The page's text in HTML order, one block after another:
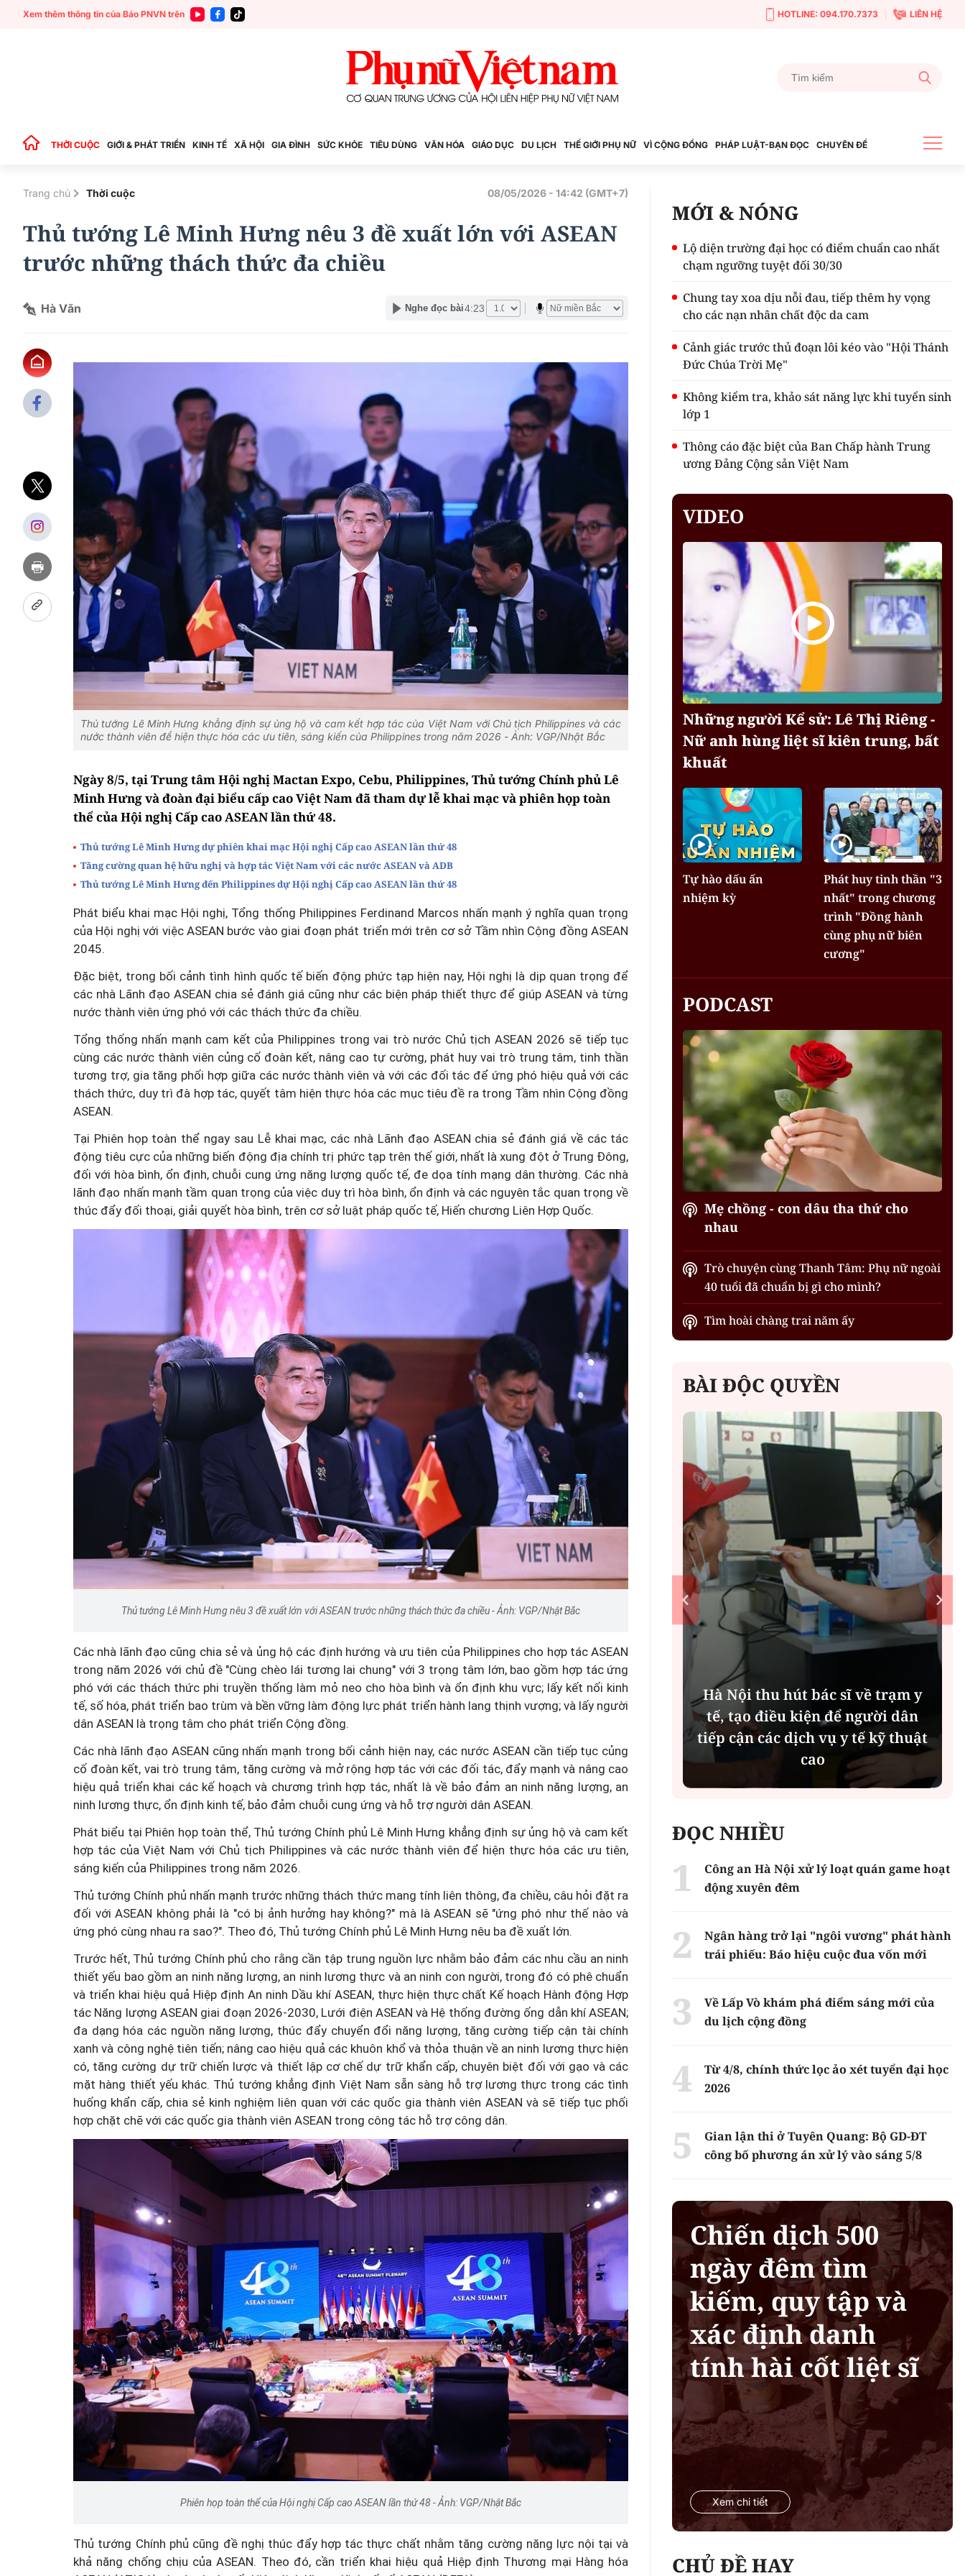
Xem thêm thông tin của Báo PNVN trên HOTLINE: 094.170.7373 LIÊN HỆ
THỜI CUỘC GIỚI & PHÁT TRIỂN KINH TẾ XÃ HỘI GIA ĐÌNH SỨC KHỎE TIÊU DÙNG VĂN HÓA GIÁO DỤC DU LỊCH THẾ GIỚI PHỤ NỮ VÌ CỘNG ĐỒNG PHÁP LUẬT-BẠN ĐỌC CHUYÊN ĐỀ
Trang chủ Thời cuộc 08/05/2026 - 14:42 (GMT+7)
Thủ tướng Lê Minh Hưng nêu 3 đề xuất lớn với ASEAN
trước những thách thức đa chiều
Hà Văn Nghe đọc bài4:23
Thủ tướng Lê Minh Hưng khẳng định sự ủng hộ và cam kết hợp tác của Việt Nam với Chủ tịch Philippines và các
nước thành viên để hiện thực hóa các ưu tiên, sáng kiến của Philippines trong năm 2026 - Ảnh: VGP/Nhật Bắc
Ngày 8/5, tại Trung tâm Hội nghị Mactan Expo, Cebu, Philippines, Thủ tướng Chính phủ Lê
Minh Hưng và đoàn đại biểu cấp cao Việt Nam đã tham dự lễ khai mạc và phiên họp toàn
thể của Hội nghị Cấp cao ASEAN lần thứ 48.
Thủ tướng Lê Minh Hưng dự phiên khai mạc Hội nghị Cấp cao ASEAN lần thứ 48
Tăng cường quan hệ hữu nghị và hợp tác Việt Nam với các nước ASEAN và ADB
Thủ tướng Lê Minh Hưng đến Philippines dự Hội nghị Cấp cao ASEAN lần thứ 48
Phát biểu khai mạc Hội nghị, Tổng thống Philippines Ferdinand Marcos nhấn mạnh ý nghĩa quan trọng
của Hội nghị với việc ASEAN bước vào giai đoạn phát triển mới trên cơ sở Tầm nhìn Cộng đồng ASEAN
2045.
Đặc biệt, trong bối cảnh tình hình quốc tế biến động phức tạp hiện nay, Hội nghị là dịp quan trọng để
các nhà Lãnh đạo ASEAN chia sẻ đánh giá cũng như các biện pháp thiết thực để giúp ASEAN và từng
nước thành viên ứng phó với các thách thức đa chiều.
Tổng thống nhấn mạnh cam kết của Philippines trong vai trò nước Chủ tịch ASEAN 2026 sẽ tiếp tục
cùng các nước thành viên củng cố đoàn kết, nâng cao tự cường, phát huy vai trò trung tâm, tinh thần
tương trợ, gia tăng phối hợp giữa các nước thành viên và với các đối tác để ứng phó hiệu quả với các
thách thức, duy trì đà hợp tác, quyết tâm hiện thực hóa các mục tiêu đề ra trong Tầm nhìn Cộng đồng
ASEAN.
Tại Phiên họp toàn thể ngay sau Lễ khai mạc, các nhà Lãnh đạo ASEAN chia sẻ đánh giá về các tác
động tiêu cực của những biến động địa chính trị phức tạp trên thế giới, nhất là xung đột ở Trung Đông,
đối với hòa bình, ổn định, chuỗi cung ứng năng lượng quốc tế, đe dọa tính mạng dân thường. Các nhà
lãnh đạo nhấn mạnh tầm quan trọng của việc duy trì hòa bình, ổn định và các nguyên tắc quan trọng về
thúc đẩy đối thoại, giải quyết hòa bình, trên cơ sở luật pháp quốc tế, Hiến chương Liên Hợp Quốc.
Thủ tướng Lê Minh Hưng nêu 3 đề xuất lớn với ASEAN trước những thách thức đa chiều - Ảnh: VGP/Nhật Bắc
Các nhà lãnh đạo cũng chia sẻ và ủng hộ các định hướng và ưu tiên của Philippines cho hợp tác ASEAN
trong năm 2026 với chủ đề "Cùng chèo lái tương lai chung" với 3 trọng tâm lớn, bao gồm hợp tác ứng
phó với các thách thức phi truyền thống làm mỏ neo cho hòa bình và ổn định khu vực; lấy kết nối kinh
tế, số hóa, phát triển bao trùm và bền vững làm động lực phát triển hành lang thịnh vượng; và lấy người
dân ASEAN là trọng tâm cho phát triển Cộng đồng.
Các nhà lãnh đạo ASEAN cũng nhấn mạnh trong bối cảnh hiện nay, các nước ASEAN cần tiếp tục củng
cố đoàn kết, vai trò trung tâm, tăng cường và mở rộng hợp tác với các đối tác, đẩy mạnh và nâng cao
hiệu quả triển khai các kế hoạch và chương trình hợp tác, nhất là về bảo đảm an ninh năng lượng, an
ninh lương thực, ổn định kinh tế, bảo đảm chuỗi cung ứng và hỗ trợ người dân ASEAN.
Phát biểu tại Phiên họp toàn thể, Thủ tướng Chính phủ Lê Minh Hưng khẳng định sự ủng hộ và cam kết
hợp tác của Việt Nam với Chủ tịch Philippines và các nước thành viên để hiện thực hóa các ưu tiên,
sáng kiến của Philippines trong năm 2026.
Thủ tướng Chính phủ nhấn mạnh trước những thách thức mang tính liên thông, đa chiều, câu hỏi đặt ra
đối với ASEAN không phải là "có bị ảnh hưởng hay không?" mà là ASEAN sẽ "ứng phó như thế nào và
ứng phó cùng nhau ra sao?". Theo đó, Thủ tướng Chính phủ Lê Minh Hưng nêu ba đề xuất lớn.
Trước hết, Thủ tướng Chính phủ cho rằng cần tập trung nguồn lực nhằm bảo đảm các nhu cầu an ninh
thiết yếu bao gồm an ninh năng lượng, an ninh lương thực và an ninh con người, trong đó có phê chuẩn
và triển khai hiệu quả Hiệp định An ninh Dầu khí ASEAN, thực hiện thực chất Kế hoạch Hành động Hợp
tác Năng lượng ASEAN giai đoạn 2026-2030, Lưới điện ASEAN và Hệ thống đường ống dẫn khí ASEAN;
đa dạng hóa các nguồn năng lượng, thúc đẩy chuyển đổi năng lượng, tăng cường tiếp cận tài chính
xanh và công nghệ tiên tiến; nâng cao hiệu quả các khuôn khổ và thỏa thuận về an ninh lương thực hiện
có, tăng cường dự trữ chiến lược và thiết lập cơ chế dự trữ khẩn cấp, chuyên biệt đối với gạo và các
mặt hàng thiết yếu khác. Thủ tướng khẳng định Việt Nam sẵn sàng hỗ trợ lương thực trong các tình
huống khẩn cấp, chia sẻ kinh nghiệm liên quan với các quốc gia thành viên ASEAN và sẽ tiếp tục phối
hợp chặt chẽ với các quốc gia thành viên ASEAN trong công tác hỗ trợ công dân.
Phiên họp toàn thể của Hội nghị Cấp cao ASEAN lần thứ 48 - Ảnh: VGP/Nhật Bắc
Thủ tướng Chính phủ cũng đề nghị thúc đẩy hợp tác thực chất nhằm tăng cường năng lực nội tại và
khả năng chống chịu của ASEAN. Theo đó, cần triển khai hiệu quả Hiệp định Thương mại Hàng hóa
MỚI & NÓNG
Lộ diện trường đại học có điểm chuẩn cao nhất
chạm ngưỡng tuyệt đối 30/30
Chung tay xoa dịu nỗi đau, tiếp thêm hy vọng
cho các nạn nhân chất độc da cam
Cảnh giác trước thủ đoạn lôi kéo vào "Hội Thánh
Đức Chúa Trời Mẹ"
Không kiểm tra, khảo sát năng lực khi tuyển sinh
lớp 1
Thông cáo đặc biệt của Ban Chấp hành Trung
ương Đảng Cộng sản Việt Nam
VIDEO
Những người Kể sử: Lê Thị Riêng -
Nữ anh hùng liệt sĩ kiên trung, bất
khuất
Tự hào dấu ấn
nhiệm kỳ
Phát huy tinh thần "3
nhất" trong chương
trình "Đồng hành
cùng phụ nữ biên
cương"
PODCAST
Mẹ chồng - con dâu tha thứ cho
nhau
Trò chuyện cùng Thanh Tâm: Phụ nữ ngoài
40 tuổi đã chuẩn bị gì cho mình?
Tìm hoài chàng trai năm ấy
BÀI ĐỘC QUYỀN
Thanh Tâm kể chuyện: Bố mẹ
trai làm con nuôi
Trò chuyện cùng Thanh Tâm: Phụ
cho mình?
Hà Nội thu hút bác sĩ về trạm y
tế, tạo điều kiện để người dân
tiếp cận các dịch vụ y tế kỹ thuật
cao
ĐỌC NHIỀU
Công an Hà Nội xử lý loạt quán game hoạt
động xuyên đêm
Ngân hàng trở lại "ngôi vương" phát hành
trái phiếu: Báo hiệu cuộc đua vốn mới
Về Lấp Vò khám phá điểm sáng mới của
du lịch cộng đồng
Từ 4/8, chính thức lọc ảo xét tuyển đại học
2026
Gian lận thi ở Tuyên Quang: Bộ GD-ĐT
công bố phương án xử lý vào sáng 5/8
Chiến dịch 500
ngày đêm tìm
kiếm, quy tập và
xác định danh
tính hài cốt liệt sĩ
Xem chi tiết
CHỦ ĐỀ HAY